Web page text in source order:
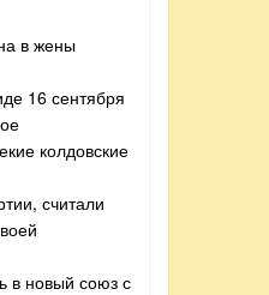
в жены
16 сентября
колдовские
считали
в новый союз с